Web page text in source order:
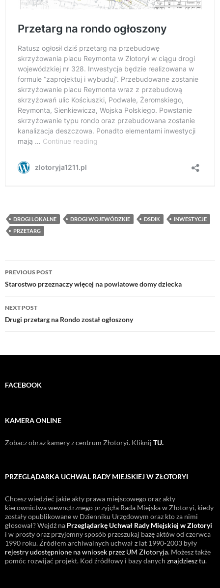
DROGI LOKALNE DROGI WOJEWÓDZKIE DSDIK
INWESTYCJE
PRZETARG
Post
navigation
PREVIOUS POST
Starostwo przeznaczy więcej na powiatowe domy dziecka
NEXT POST
Drugi przetarg na Rondo został ogłoszony
FACEBOOK
KAMERA ONLINE
Zobacz obraz kamery z centrum Złotoryi. Kliknij TU.
PRZEGLĄDARKA UCHWAL RADY MIEJSKIEJ W ZŁOTORYI
Chcesz wiedzieć jakie akty prawa miejscowego oraz akty
kierownictwa wewnętrznego przyjęła Rada Miejska w Złotoryi, kiedy
zostały opublikowane w Dzienniku Urzędowym oraz kto za nimi
głosował? Wejdź na Przeglądarkę Uchwał Rady Miejskiej w Zlotoryi
i w prosty oraz przyjemny sposób przeszukaj bazę aktów od czerwca
1990 roku. Źródłem archiwalnych uchwał z lat 1990-2003 były
rejestry udostępnione na wniosek przez UM Złotoryja. Możesz także
pomóc rozwijać projekt. Kod źródłowy i bazy danych znajdziesz tu.